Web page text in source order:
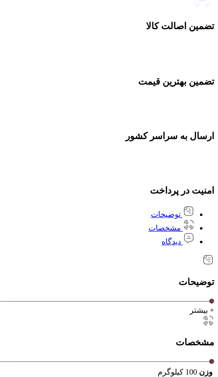
تضمین اصالت کالا
تضمین بهترین قیمت
ارسال به سراسر کشور
امنیت در پرداخت
توضیحات
مشخصات
دیدگاه
توضیحات
+ بیشتر
مشخصات
وزن 100 کیلوگرم